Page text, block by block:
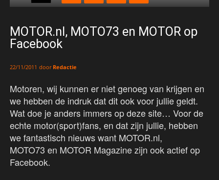
MOTOR.nl, MOTO73 en MOTOR op
Facebook
22/11/2011 door Redactie
Motoren, wij kunnen er niet genoeg van krijgen en
we hebben de indruk dat dit ook voor jullie geldt.
Wat doe je anders immers op deze site… Voor de
echte motor(sport)fans, en dat zijn jullie, hebben
we fantastisch nieuws want MOTOR.nl,
MOTO73 en MOTOR Magazine zijn ook actief op
Facebook.